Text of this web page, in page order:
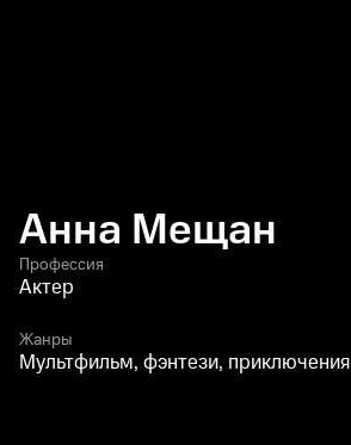
Анна Мещан
Профессия
Актер
Жанры
Мультфильм, фэнтези, приключения